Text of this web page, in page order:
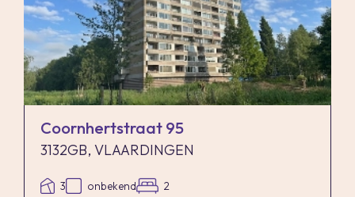
Coornhertstraat 95
3132GB, VLAARDINGEN
3 onbekend 2